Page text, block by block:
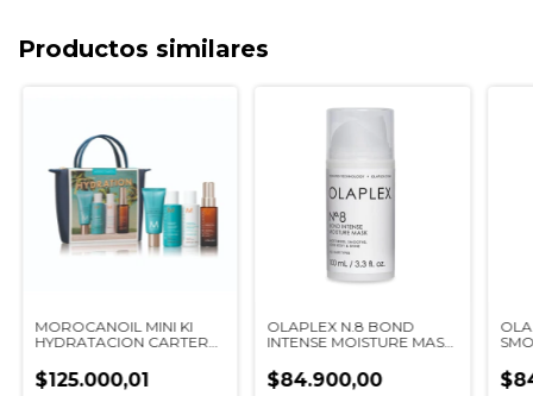
Productos similares
MOROCANOIL MINI KI
HYDRATACION CARTERA
$125.000,01
OLAPLEX N.8 BOND
INTENSE MOISTURE MASK
$84.900,00